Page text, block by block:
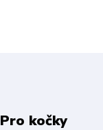
Pro kočky